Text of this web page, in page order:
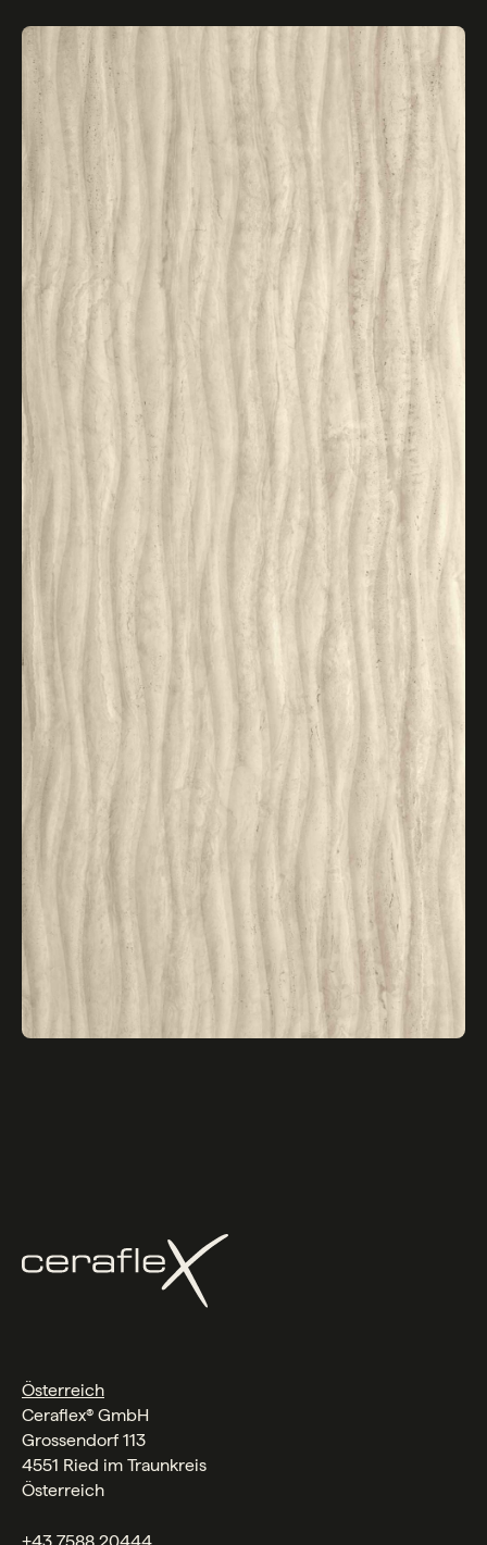
Österreich
Ceraflex® GmbH
Grossendorf 113
4551 Ried im Traunkreis
Österreich